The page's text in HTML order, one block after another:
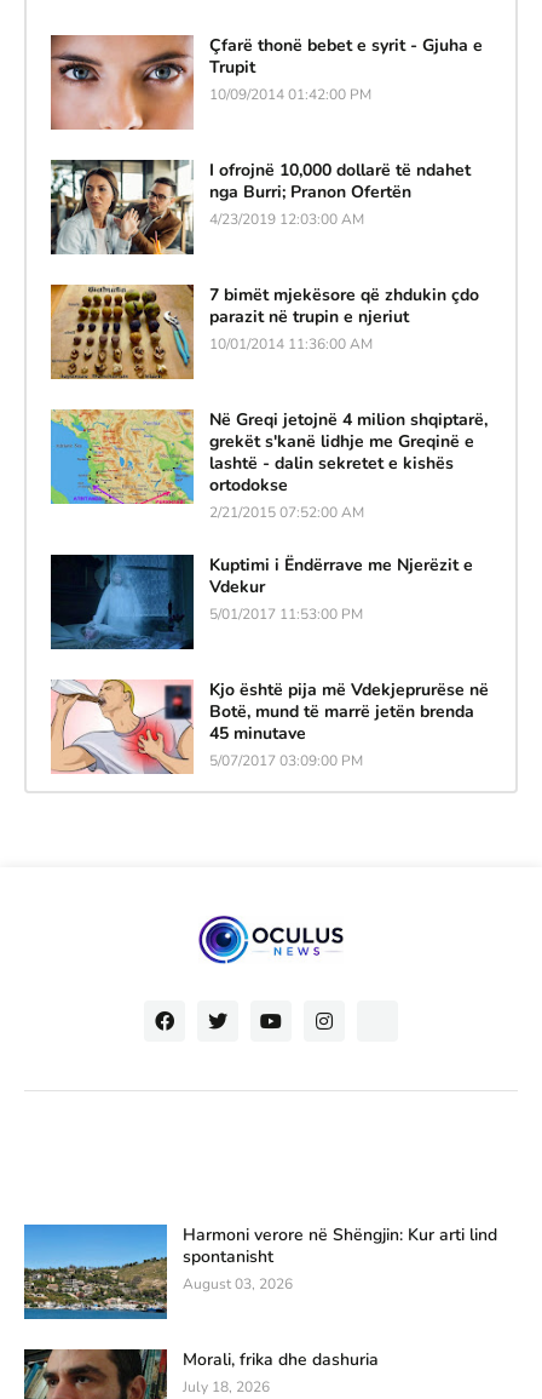
Çfarë thonë bebet e syrit - Gjuha e
Trupit
10/09/2014 01:42:00 PM
I ofrojnë 10,000 dollarë të ndahet
nga Burri; Pranon Ofertën
4/23/2019 12:03:00 AM
7 bimët mjekësore që zhdukin çdo
parazit në trupin e njeriut
10/01/2014 11:36:00 AM
Në Greqi jetojnë 4 milion shqiptarë,
grekët s'kanë lidhje me Greqinë e
lashtë - dalin sekretet e kishës
ortodokse
2/21/2015 07:52:00 AM
Kuptimi i Ëndërrave me Njerëzit e
Vdekur
5/01/2017 11:53:00 PM
Kjo është pija më Vdekjeprurëse në
Botë, mund të marrë jetën brenda
45 minutave
5/07/2017 03:09:00 PM
Harmoni verore në Shëngjin: Kur arti lind
spontanisht
August 03, 2026
Morali, frika dhe dashuria
July 18, 2026